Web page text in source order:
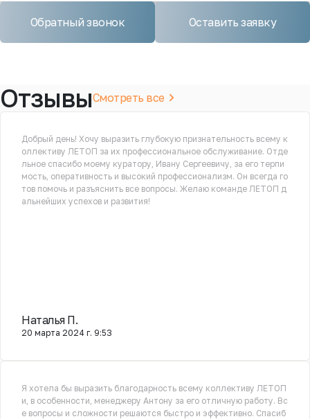
Обратный звонок Оставить заявку
ОтзывыСмотреть все
Добрый день! Хочу выразить глубокую признательность всему к
оллективу ЛЕТОП за их профессиональное обслуживание. Отде
льное спасибо моему куратору, Ивану Сергеевичу, за его терпи
мость, оперативность и высокий профессионализм. Он всегда го
тов помочь и разъяснить все вопросы. Желаю команде ЛЕТОП д
альнейших успехов и развития!
Наталья П.
20 марта 2024 г. 9:53
Я хотела бы выразить благодарность всему коллективу ЛЕТОП
и, в особенности, менеджеру Антону за его отличную работу. Вс
е вопросы и сложности решаются быстро и эффективно. Спасиб